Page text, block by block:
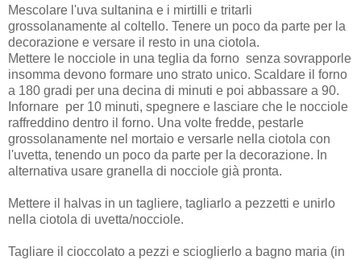
Mescolare l'uva sultanina e i mirtilli e tritarli
grossolanamente al coltello. Tenere un poco da parte per la
decorazione e versare il resto in una ciotola.
Mettere le nocciole in una teglia da forno senza sovrapporle
insomma devono formare uno strato unico. Scaldare il forno
a 180 gradi per una decina di minuti e poi abbassare a 90.
Infornare per 10 minuti, spegnere e lasciare che le nocciole
raffreddino dentro il forno. Una volte fredde, pestarle
grossolanamente nel mortaio e versarle nella ciotola con
l'uvetta, tenendo un poco da parte per la decorazione. In
alternativa usare granella di nocciole già pronta.
Mettere il halvas in un tagliere, tagliarlo a pezzetti e unirlo
nella ciotola di uvetta/nocciole.
Tagliare il cioccolato a pezzi e scioglierlo a bagno maria (in